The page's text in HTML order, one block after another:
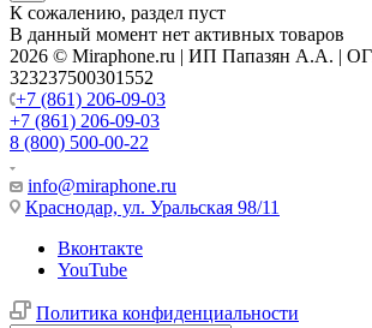
К сожалению, раздел пуст
В данный момент нет активных товаров
2026 © Miraphone.ru | ИП Папазян А.А. |
323237500301552
+7 (861) 206-09-03
+7 (861) 206-09-03
8 (800) 500-00-22
info@miraphone.ru
Краснодар, ул. Уральская 98/11
Вконтакте
YouTube
Политика конфиденциальности